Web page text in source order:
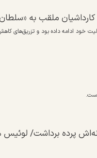
ملقب به
خود ادامه داده بود و تزریق‌های
پرده برداشت/